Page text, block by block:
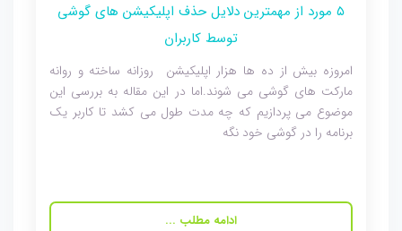
۵ مورد از مهمترین دلایل حذف اپلیکیشن های گوشی
توسط کاربران
امروزه بیش از ده ها هزار اپلیکیشن روزانه ساخته و روانه
مارکت های گوشی می شوند.اما در این مقاله به بررسی این
موضوع می پردازیم که چه مدت طول می کشد تا کاربر یک
برنامه را در گوشی خود نگه
ادامه مطلب ...